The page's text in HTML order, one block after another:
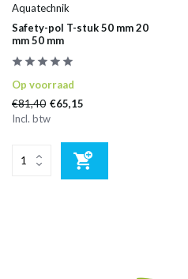
Aquatechnik
Safety-pol T-stuk 50 mm 20
mm 50 mm
Op voorraad
€81,40 €65,15
Incl. btw